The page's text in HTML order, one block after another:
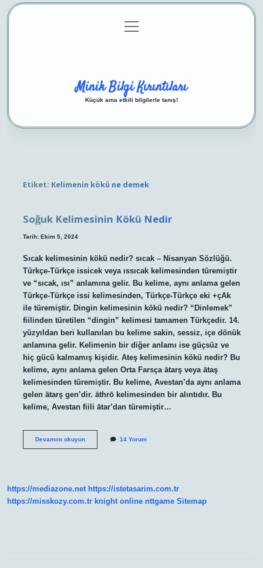
Gizlilik Politikası
menüyü
aç
Minik Bilgi Kırıntıları
Küçük ama etkili bilgilerle tanış!
Etiket: Kelimenin kökü ne demek
Soğuk Kelimesinin Kökü Nedir
Tarih: Ekim 5, 2024
Sıcak kelimesinin kökü nedir? sıcak – Nisanyan Sözlüğü.
Türkçe-Türkçe issicek veya ıssıcak kelimesinden türemiştir
ve “sıcak, ısı” anlamına gelir. Bu kelime, aynı anlama gelen
Türkçe-Türkçe issi kelimesinden, Türkçe-Türkçe eki +çAk
ile türemiştir. Dingin kelimesinin kökü nedir? “Dinlemek”
fiilinden türetilen “dingin” kelimesi tamamen Türkçedir. 14.
yüzyıldan beri kullanılan bu kelime sakin, sessiz, içe dönük
anlamına gelir. Kelimenin bir diğer anlamı ise güçsüz ve
hiç gücü kalmamış kişidir. Ateş kelimesinin kökü nedir? Bu
kelime, aynı anlama gelen Orta Farsça ātarş veya ātaş
kelimesinden türemiştir. Bu kelime, Avestan’da aynı anlama
gelen ātarş gen’dir. āthrō kelimesinden bir alıntıdır. Bu
kelime, Avestan fiili ātar’dan türemiştir…
Devamını okuyunSoğuk
14 Yorum
https://mediazone.net https://istetasarim.com.tr
https://misskozy.com.tr knight online nttgame Sitemap